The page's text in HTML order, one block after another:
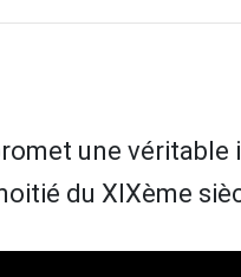
une véritable
du XIXème